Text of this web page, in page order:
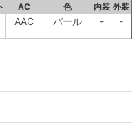
AC 色 内装 外装
AAC パール - -